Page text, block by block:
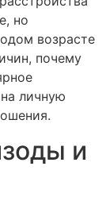
но
возрасте
почему
личную
и